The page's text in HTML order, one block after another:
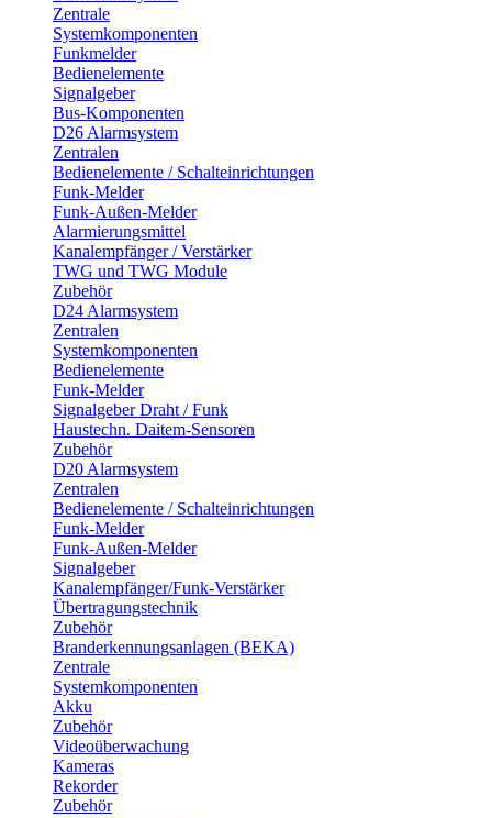
Zentrale
Systemkomponenten
Funkmelder
Bedienelemente
Signalgeber
Bus-Komponenten
D26 Alarmsystem
Zentralen
Bedienelemente / Schalteinrichtungen
Funk-Melder
Funk-Außen-Melder
Alarmierungsmittel
Kanalempfänger / Verstärker
TWG und TWG Module
Zubehör
D24 Alarmsystem
Zentralen
Systemkomponenten
Bedienelemente
Funk-Melder
Signalgeber Draht / Funk
Haustechn. Daitem-Sensoren
Zubehör
D20 Alarmsystem
Zentralen
Bedienelemente / Schalteinrichtungen
Funk-Melder
Funk-Außen-Melder
Signalgeber
Kanalempfänger/Funk-Verstärker
Übertragungstechnik
Zubehör
Branderkennungsanlagen (BEKA)
Zentrale
Systemkomponenten
Akku
Zubehör
Videoüberwachung
Kameras
Rekorder
Zubehör